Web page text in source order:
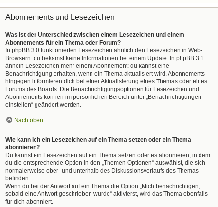
Abonnements und Lesezeichen
Was ist der Unterschied zwischen einem Lesezeichen und einem
Abonnements für ein Thema oder Forum?
In phpBB 3.0 funktionierten Lesezeichen ähnlich den Lesezeichen in Web-
Browsern: du bekamst keine Informationen bei einem Update. In phpBB 3.1
ähneln Lesezeichen mehr einem Abonnement: du kannst eine
Benachrichtigung erhalten, wenn ein Thema aktualisiert wird. Abonnements
hingegen informieren dich bei einer Aktualisierung eines Themas oder eines
Forums des Boards. Die Benachrichtigungsoptionen für Lesezeichen und
Abonnements können im persönlichen Bereich unter „Benachrichtigungen
einstellen“ geändert werden.
Nach oben
Wie kann ich ein Lesezeichen auf ein Thema setzen oder ein Thema
abonnieren?
Du kannst ein Lesezeichen auf ein Thema setzen oder es abonnieren, in dem
du die entsprechende Option in den „Themen-Optionen“ auswählst, die sich
normalerweise ober- und unterhalb des Diskussionsverlaufs des Themas
befinden.
Wenn du bei der Antwort auf ein Thema die Option „Mich benachrichtigen,
sobald eine Antwort geschrieben wurde“ aktivierst, wird das Thema ebenfalls
für dich abonniert.